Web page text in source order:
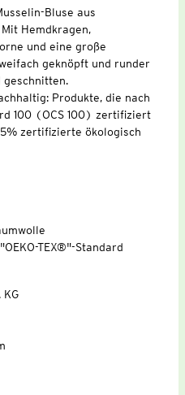
Bluse aus
Hemdkragen,
und eine große
geknöpft und runder
geschnitten.
Produkte, die nach
100 (OCS 100) zertifiziert
zertifizierte ökologisch
TEX®"-Standard